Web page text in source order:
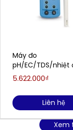
Máy đo
pH/EC/TDS/nhiệt
cầm tay HANNA
5.622.000₫
Liên hệ
Xem